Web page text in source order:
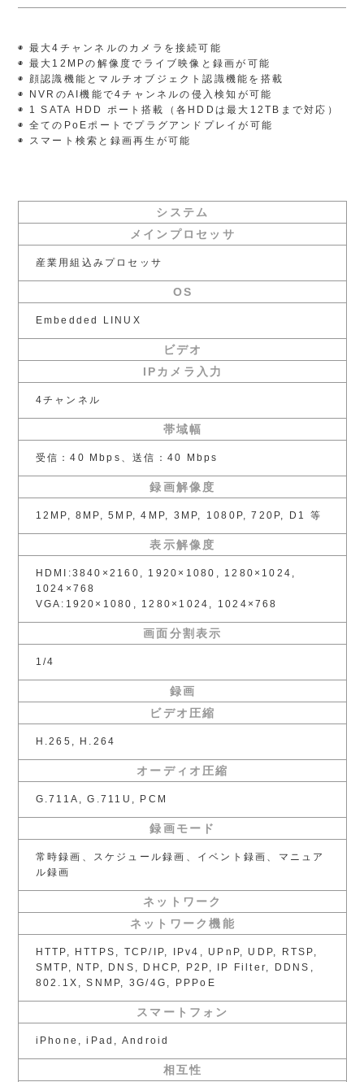
◉ 最大4チャンネルのカメラを接続可能
◉ 最大12MPの解像度でライブ映像と録画が可能
◉ 顔認識機能とマルチオブジェクト認識機能を搭載
◉ NVRのAI機能で4チャンネルの侵入検知が可能
◉ 1 SATA HDD ポート搭載（各HDDは最大12TBまで対応）
◉ 全てのPoEポートでプラグアンドプレイが可能
◉ スマート検索と録画再生が可能
システム
メインプロセッサ
産業用組込みプロセッサ
OS
Embedded LINUX
ビデオ
IPカメラ入力
4チャンネル
帯域幅
受信：40 Mbps、送信：40 Mbps
録画解像度
12MP, 8MP, 5MP, 4MP, 3MP, 1080P, 720P, D1 等
表示解像度
HDMI:3840×2160, 1920×1080, 1280×1024,
1024×768
VGA:1920×1080, 1280×1024, 1024×768
画面分割表示
1/4
録画
ビデオ圧縮
H.265, H.264
オーディオ圧縮
G.711A, G.711U, PCM
録画モード
常時録画、スケジュール録画、イベント録画、マニュア
ル録画
ネットワーク
ネットワーク機能
HTTP, HTTPS, TCP/IP, IPv4, UPnP, UDP, RTSP,
SMTP, NTP, DNS, DHCP, P2P, IP Filter, DDNS,
802.1X, SNMP, 3G/4G, PPPoE
スマートフォン
iPhone, iPad, Android
相互性